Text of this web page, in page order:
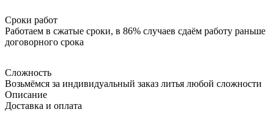
Сроки работ
Работаем в сжатые сроки, в 86% случаев сдаём работу раньше
договорного срока
Сложность
Возьмёмся за индивидуальный заказ литья любой сложности
Описание
Доставка и оплата